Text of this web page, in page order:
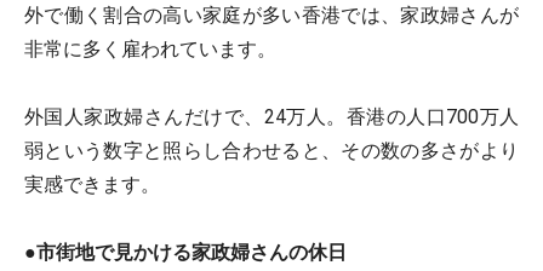
外で働く割合の高い家庭が多い香港では、家政婦さんが
非常に多く雇われています。
外国人家政婦さんだけで、24万人。香港の人口700万人
弱という数字と照らし合わせると、その数の多さがより
実感できます。
●市街地で見かける家政婦さんの休日